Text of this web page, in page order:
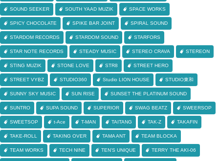
SOUND SEEKER SOUTH YAAD MUZIK SPACE WORKS
SPICY CHOCOLATE SPIKE BAR JOINT SPIRAL SOUND
STARDOM RECORDS STARDOM SOUND STARFORS
STAR NOTE RECORDS STEADY MUSIC STEREO CRAVA STEREON
STING MUZIK STONE LOVE STR8 STREET HERO
STREET VYBZ STUDIO360 Studio LION HOUSE STUDIO東和
SUNNY SKY MUSIC SUN RISE SUNSET THE PLATINUM SOUND
SUNTRO SUPA SOUND SUPERIOR SWAG BEATZ SWEERSOP
SWEETSOP t-Ace T-MAN TAITANG TAK-Z TAKAFIN
TAKE-ROLL TAKING OVER TAMA ANT TEAM BLOCKA
TEAM WORKS TECH NINE TEN'S UNIQUE TERRY THE AKI-06